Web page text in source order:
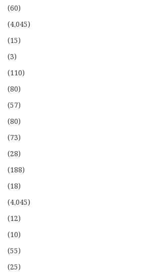
(60)
(4،045)
(15)
(3)
(110)
(80)
(57)
(80)
(73)
(28)
(188)
(18)
(4،045)
(12)
(10)
(55)
(25)